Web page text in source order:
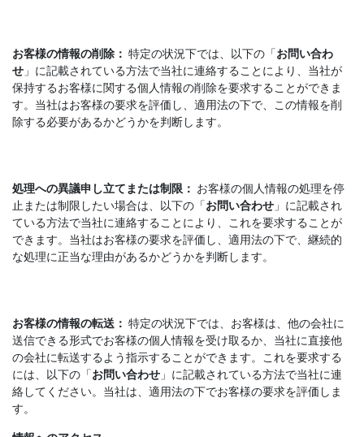
お客様の情報の削除： 特定の状況下では、以下の「お問い合わ
せ 」に記載されている方法で当社に連絡することにより、当社が
保持するお客様に関する個人情報の削除を要求することができま
す。当社はお客様の要求を評価し、適用法の下で、この情報を削
除する必要があるかどうかを判断します。
処理への異議申し立てまたは制限： お客様の個人情報の処理を停
止または制限したい場合は、以下の「お問い合わせ 」に記載され
ている方法で当社に連絡することにより、これを要求することが
できます。当社はお客様の要求を評価し、適用法の下で、継続的
な処理に正当な理由があるかどうかを判断します。
お客様の情報の転送： 特定の状況下では、お客様は、他の会社に
送信できる形式でお客様の個人情報を受け取るか、当社に直接他
の会社に転送するよう指示することができます。これを要求する
には、以下の「お問い合わせ 」に記載されている方法で当社に連
絡してください。当社は、適用法の下でお客様の要求を評価しま
す。